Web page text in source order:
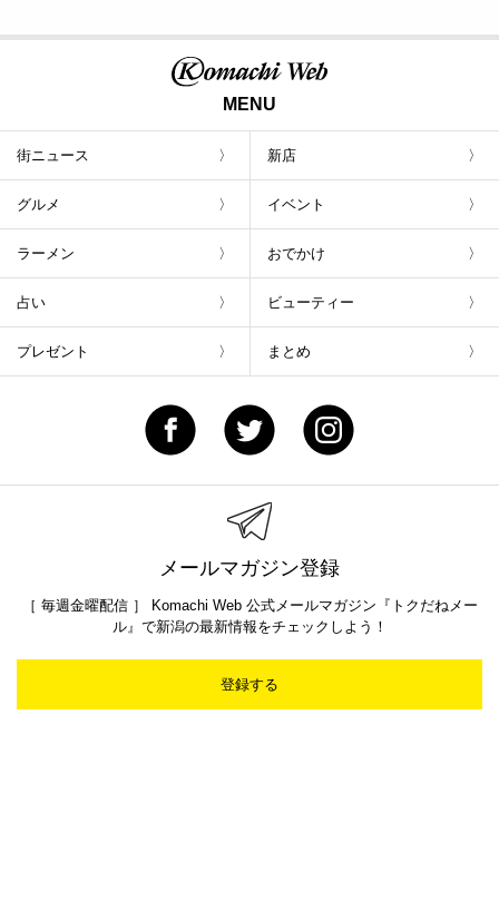
MENU
街ニュース 新店
グルメ イベント
ラーメン おでかけ
占い ビューティー
プレゼント まとめ
メールマガジン登録
［ 毎週金曜配信 ］ Komachi Web 公式メールマガジン『トクだねメー
ル』で新潟の最新情報をチェックしよう！
登録する